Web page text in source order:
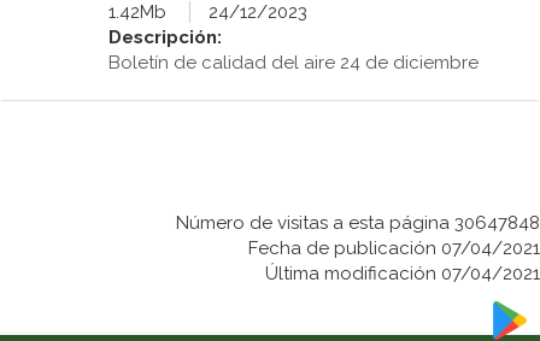
1.42Mb
24/12/2023
Descripción:
Boletín de calidad del aire 24 de diciembre
Número de visitas a esta página 30647848
Fecha de publicación 07/04/2021
Última modificación 07/04/2021